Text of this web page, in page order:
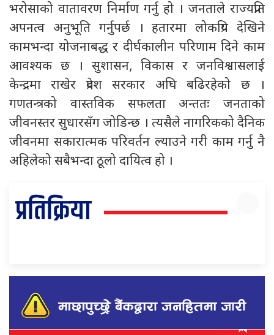
भरोसाको वातावरण निर्माण गर्नु हो । जनताले राज्यप्रति
अपनत्व अनुभूति गर्नुपर्छ । हतारमा लोकप्रिय देखिने
कामभन्दा योजनाबद्ध र दीर्घकालीन परिणाम दिने काम
आवश्यक छ । सुशासन, विकास र जनविश्वासलाई
केन्द्रमा राखेर प्रदेश सरकार अघि बढिरहेको छ ।
गणतन्त्रको वास्तविक सफलता अन्ततः जनताको
जीवनस्तर सुधारसँग जोडिन्छ । त्यसैले नागरिकको दैनिक
जीवनमा सकारात्मक परिवर्तन ल्याउने गरी काम गर्नु नै
अहिलेको सबैभन्दा ठूलो दायित्व हो ।
प्रतिक्रिया